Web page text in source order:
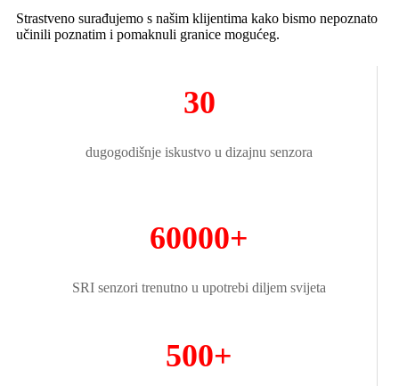
Strastveno surađujemo s našim klijentima kako bismo nepoznato
učinili poznatim i pomaknuli granice mogućeg.
30
dugogodišnje iskustvo u dizajnu senzora
60000+
SRI senzori trenutno u upotrebi diljem svijeta
500+